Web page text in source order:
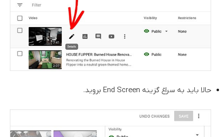
حالا باید به سراغ گزینه End Screen بروید.